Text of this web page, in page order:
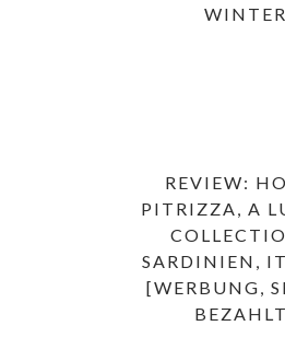
WINTER
REVIEW:
PITRIZZA, A
SARDINIEN,
[WERBUNG,